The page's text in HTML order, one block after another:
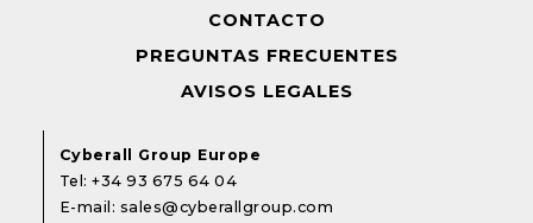
CONTACTO
PREGUNTAS FRECUENTES
AVISOS LEGALES
Cyberall Group Europe
Tel:+34 93 675 64 04
E-mail: sales@cyberallgroup.com